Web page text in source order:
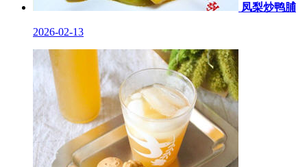
凤梨炒鸭脯
2026-02-13